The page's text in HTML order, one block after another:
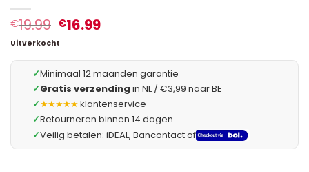
€19.99 €16.99
Uitverkocht
✓Minimaal 12 maanden garantie
✓Gratis verzending in NL / €3,99 naar BE
✓★★★★★klantenservice
✓Retourneren binnen 14 dagen
✓Veilig betalen: iDEAL, Bancontact of